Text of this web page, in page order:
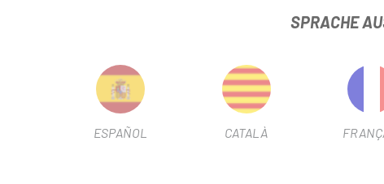
ÜBER UNS MAGENE H803
SPRACHE
ESPAÑOL CATALÀ